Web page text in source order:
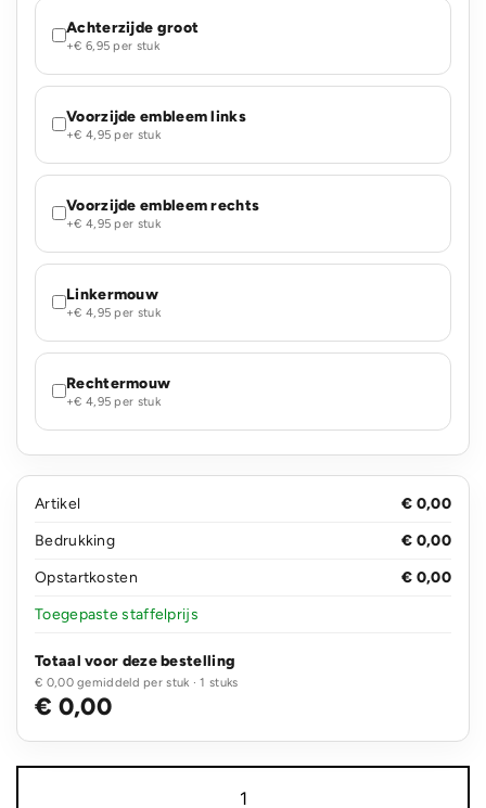
Achterzijde groot
+€ 6,95 per stuk
Voorzijde embleem links
+€ 4,95 per stuk
Voorzijde embleem rechts
+€ 4,95 per stuk
Linkermouw
+€ 4,95 per stuk
Rechtermouw
+€ 4,95 per stuk
Artikel
€ 0,00
Bedrukking
€ 0,00
Opstartkosten
€ 0,00
Toegepaste staffelprijs
Totaal voor deze bestelling
€ 0,00 gemiddeld per stuk · 1 stuks
€ 0,00
T-